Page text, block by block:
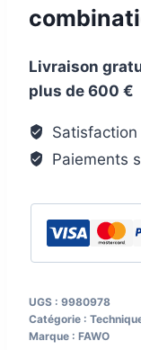
Livraison
plus de 600 €
Paiements
UGS : 9980978
Catégorie :
Marque : FAWO